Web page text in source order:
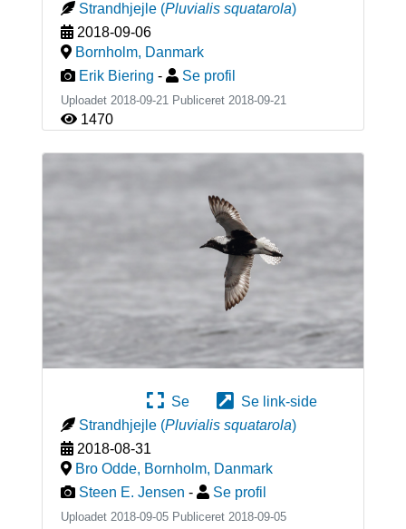
Strandhjejle (Pluvialis squatarola)
2018-09-06
Bornholm, Danmark
Erik Biering - Se profil
Uploadet 2018-09-21 Publiceret 2018-09-21
1470
Se
Se link-side
Strandhjejle (Pluvialis squatarola)
2018-08-31
Bro Odde, Bornholm, Danmark
Steen E. Jensen - Se profil
Uploadet 2018-09-05 Publiceret 2018-09-05